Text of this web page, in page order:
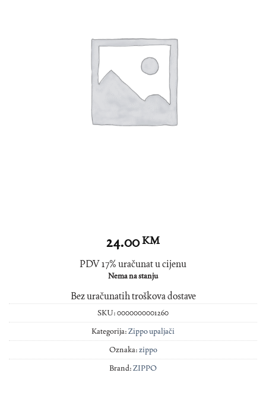
24.00KM
PDV 17% uračunat u cijenu
Nema na stanju
Bez uračunatih troškova dostave
SKU:0000000001260
Kategorija:Zippo upaljači
Oznaka:zippo
Brand:ZIPPO